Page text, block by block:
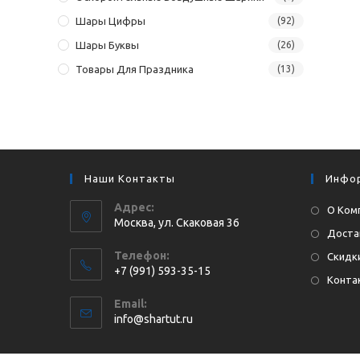
Шары Цифры (92)
Шары Буквы (26)
Товары Для Праздника (13)
Наши Контакты
Адрес:
Москва, ул. Cкаковая 36
Телефон:
+7 (991) 593-35-15
в
вашем
Email:
info@shartut.ru
О